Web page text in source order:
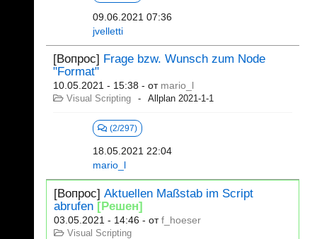
09.06.2021 07:36
jvelletti
[Вопрос] Frage bzw. Wunsch zum Node
"Format"
10.05.2021 - 15:38 - от mario_l
Visual Scripting Allplan 2021-1-1
(2/297)
18.05.2021 22:04
mario_l
[Вопрос] Aktuellen Maßstab im Script
abrufen [Решен]
03.05.2021 - 14:46 - отf_hoeser
Visual Scripting